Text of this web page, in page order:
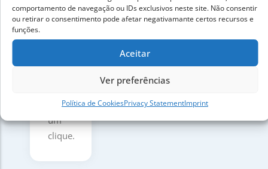
comportamento de navegação ou IDs exclusivos neste site. Não consentir
ou retirar o consentimento pode afetar negativamante certos recursos e
funções.
Aceitar
Ver preferências
Política de CookiesPrivacy StatementImprint
o site
vivo,
com
um
clique.
as
instruções
para
migrar
o seu
site.